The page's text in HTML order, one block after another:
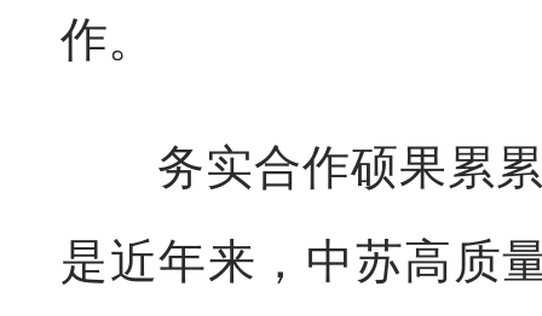
作。
务实合作硕果累累
是近年来，中苏高质